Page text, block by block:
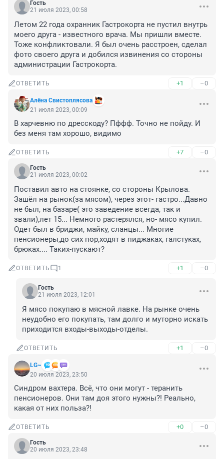
Гость
21 июля 2023, 00:58
Летом 22 года охранник Гастрокорта не пустил внутрь
моего друга - известного врача. Мы пришли вместе.
Тоже конфликтовали. Я был очень расстроен, сделал
фото своего друга и добился извинения со стороны
администрации Гастрокорта.
ОТВЕТИТЬ +1 –0
Алёна Свистоплясова
21 июля 2023, 00:09
В харчевню по дресскоду? Пффф. Точно не пойду. И
без меня там хорошо, видимо
ОТВЕТИТЬ +7 –0
Гость
21 июля 2023, 00:02
Поставил авто на стоянке, со стороны Крылова.
Зашёл на рынок(за мясом), через этот- гастро...Давно
не был, на базаре( это заведение всегда, так и
звали),лет 15... Немного растерялся, но- мясо купил.
Одет был в бриджи, майку, сланцы... Многие
пенсионеры,до сих пор,ходят в пиджаках, галстуках,
брюках.... Таких-пускают?
ОТВЕТИТЬ 1 +1 –0
Гость
21 июля 2023, 12:01
Я мясо покупаю в мясной лавке. На рынке очень
неудобно его покупать, там долго и муторно искать
приходится входы-выходы-отделы.
ОТВЕТИТЬ +1 –0
LG~
20 июля 2023, 23:50
Синдром вахтера. Всё, что они могут - теранить
пенсионеров. Они там доя этого нужны?! Реально,
какая от них польза?!
ОТВЕТИТЬ +0 –0
Гость
20 июля 2023, 23:48